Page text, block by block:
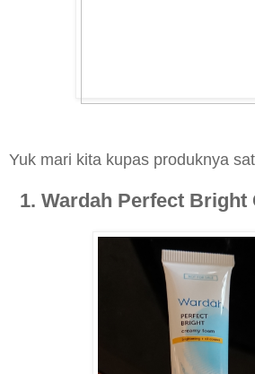
Yuk mari kita kupas produknya
1. Wardah Perfect Bright